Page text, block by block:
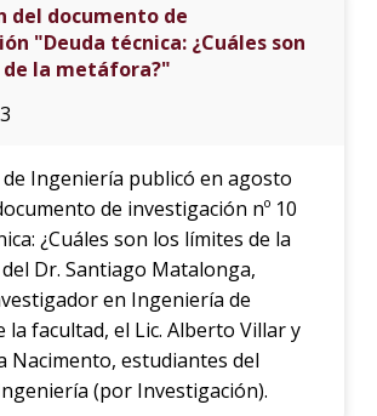
del documento de
"Deuda técnica: ¿Cuáles son
la metáfora?"
de Ingeniería publicó en agosto
de investigación nº 10
¿Cuáles son los límites de la
Dr. Santiago Matalonga,
en Ingeniería de
la facultad, el Lic. Alberto Villar y
Nacimento, estudiantes del
(por Investigación).